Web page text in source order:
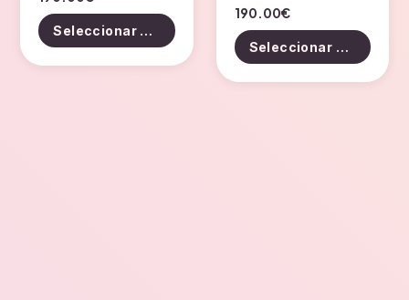
Seleccionar opciones
producto
tiene
múltiples
190.00€
Seleccionar opciones
Este
producto
tiene
múltiples